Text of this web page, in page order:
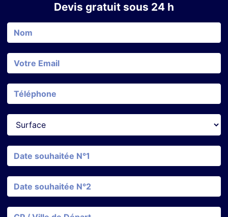
Devis gratuit sous 24 h